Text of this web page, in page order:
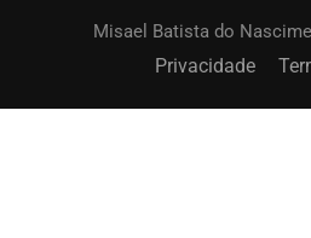
Misael Batista do
Privacidade